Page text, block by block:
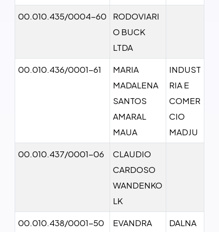
00.010.435/0004-60
RODOVIARI
O BUCK
LTDA
00.010.436/0001-61
MARIA
MADALENA
SANTOS
AMARAL
MAUA
INDUST
RIA E
COMER
CIO
MADJU
00.010.437/0001-06
CLAUDIO
CARDOSO
WANDENKO
LK
00.010.438/0001-50
EVANDRA
DALNA